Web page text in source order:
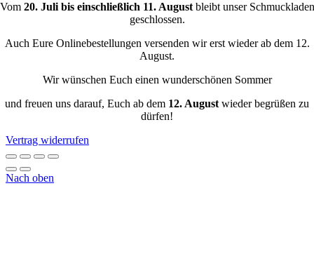
Vom 20. Juli bis einschließlich 11. Augustbleibt unser Schmuckladen
geschlossen.
Auch Eure Onlinebestellungen versenden wir erst wieder ab dem 12.
August.
Wir wünschen Euch einen wunderschönen Sommer
und freuen uns darauf, Euch ab dem 12. August wieder begrüßen zu
dürfen!
Vertrag widerrufen
Nach oben